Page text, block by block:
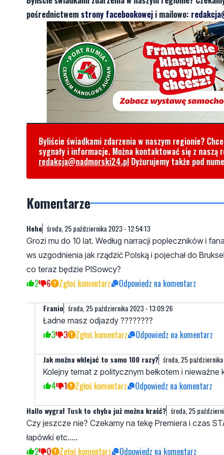
pośrednictwem strony facebookowej i mailowo:
Byliście świadkami zdarzenia w naszym regionie?
sygnały i informacje. Można kontaktować się z
redakcja@nadmorski24.pl Dyżurujemy także pod
Komentarze
Hehe środa, 25 października 2023 - 12:54:13
Grozi mu do 10 lat. Według narracji popleczników i
ws uzgodnienia jak rządzić Polską i pojechał do
co teraz będzie PISowcy?
2 6 Zgłoś komentarz Odpowiedz na komentarz
Franio środa, 25 października 2023 - 13:09:26
Ładne masz odjazdy ????????
3 3 Zgłoś komentarz Odpowiedz na komentarz
Jak można wklejać to samo 100 razy? środa, 25
Kolejny temat z politycznym bełkotem i nieważne
4 1 Zgłoś komentarz Odpowiedz na komentarz
Hallo wygrał Tusk to chyba już można kraść? środa, 25
Czy jeszcze nie? Czekamy na tekę Premiera i czas
łapówki etc.....
2 0 Zgłoś komentarz Odpowiedz na komentarz